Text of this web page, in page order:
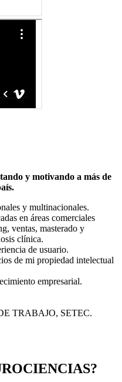
y motivando a más de
y multinacionales.
en áreas comerciales
ventas, masterado y
clínica.
de usuario.
de mi propiedad intelectual
empresarial.
TRABAJO, SETEC.